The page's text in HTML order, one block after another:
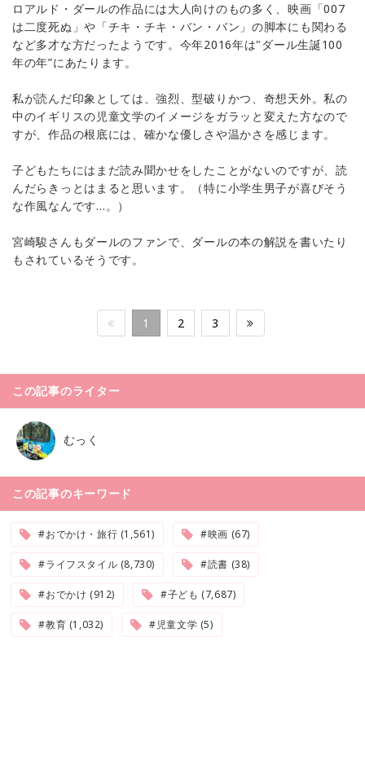
ロアルド・ダールの作品には大人向けのもの多く、映画「007
は二度死ぬ」や「チキ・チキ・バン・バン」の脚本にも関わる
など多才な方だったようです。今年2016年は"ダール生誕100
年の年”にあたります。
私が読んだ印象としては、強烈、型破りかつ、奇想天外。私の
中のイギリスの児童文学のイメージをガラッと変えた方なので
すが、作品の根底には、確かな優しさや温かさを感じます。
子どもたちにはまだ読み聞かせをしたことがないのですが、読
んだらきっとはまると思います。（特に小学生男子が喜びそう
な作風なんです…。）
宮崎駿さんもダールのファンで、ダールの本の解説を書いたり
もされているそうです。
1 2 3
この記事のライター
むっく
この記事のキーワード
#おでかけ・旅行 (1,561) #映画 (67)
#ライフスタイル (8,730) #読書 (38)
#おでかけ (912) #子ども (7,687)
#教育 (1,032) #児童文学 (5)